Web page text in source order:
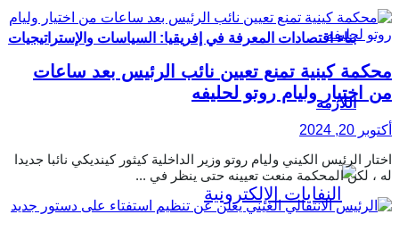
بناء اقتصادات المعرفة في إفريقيا: السياسات والإستراتيجيات
اللازمة
محكمة كينية تمنع تعيين نائب الرئيس بعد ساعات
من اختيار وليام روتو لحليفه
أكتوبر 20, 2024
اختار الرئيس الكيني وليام روتو وزير الداخلية كيثور كينديكي نائبا جديدا
له ، لكن المحكمة منعت تعيينه حتى ينظر في ...